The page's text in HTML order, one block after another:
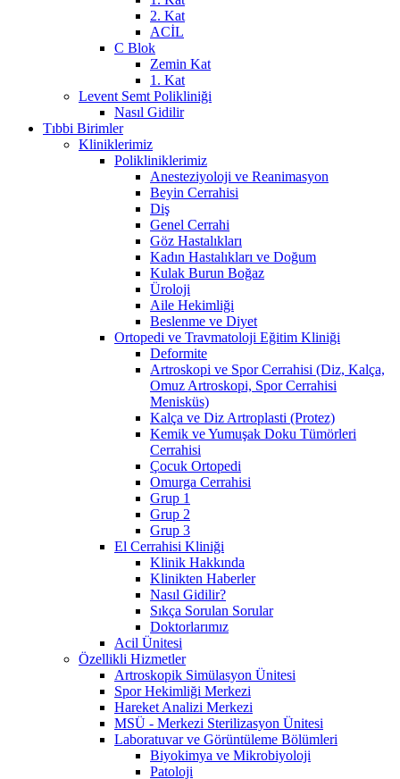
2. Kat
ACİL
C Blok
Zemin Kat
1. Kat
Levent Semt Polikliniği
Nasıl Gidilir
Tıbbi Birimler
Kliniklerimiz
Polikliniklerimiz
Anesteziyoloji ve Reanimasyon
Beyin Cerrahisi
Diş
Genel Cerrahi
Göz Hastalıkları
Kadın Hastalıkları ve Doğum
Kulak Burun Boğaz
Üroloji
Aile Hekimliği
Beslenme ve Diyet
Ortopedi ve Travmatoloji Eğitim Kliniği
Deformite
Artroskopi ve Spor Cerrahisi (Diz, Kalça,
Omuz Artroskopi, Spor Cerrahisi
Menisküs)
Kalça ve Diz Artroplasti (Protez)
Kemik ve Yumuşak Doku Tümörleri
Cerrahisi
Çocuk Ortopedi
Omurga Cerrahisi
Grup 1
Grup 2
Grup 3
El Cerrahisi Kliniği
Klinik Hakkında
Klinikten Haberler
Nasıl Gidilir?
Sıkça Sorulan Sorular
Doktorlarımız
Acil Ünitesi
Özellikli Hizmetler
Artroskopik Simülasyon Ünitesi
Spor Hekimliği Merkezi
Hareket Analizi Merkezi
MSÜ - Merkezi Sterilizasyon Ünitesi
Laboratuvar ve Görüntüleme Bölümleri
Biyokimya ve Mikrobiyoloji
Patoloji